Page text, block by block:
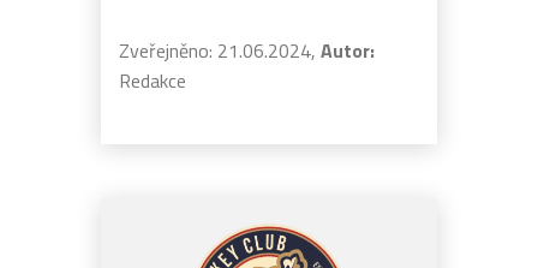
Zveřejněno: 21.06.2024, Autor:
Redakce